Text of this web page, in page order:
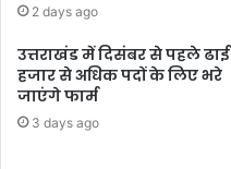
2 days ago
उत्तराखंड में दिसंबर से पहले ढाई
हजार से अधिक पदों के लिए भरे
जाएंगे फार्म
3 days ago